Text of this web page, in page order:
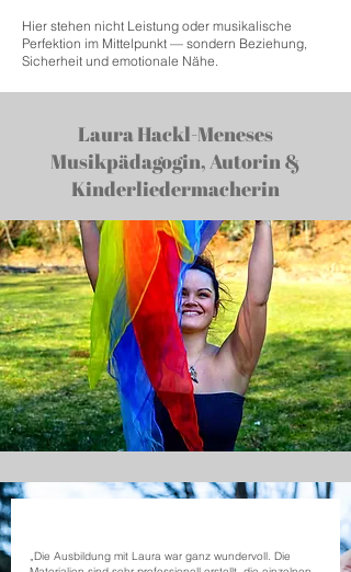
Hier stehen nicht Leistung oder musikalische
Perfektion im Mittelpunkt — sondern Beziehung,
Sicherheit und emotionale Nähe.
Laura Hackl-Meneses
Musikpädagogin, Autorin &
Kinderliedermacherin
„Die Ausbildung mit Laura war ganz wundervoll. Die